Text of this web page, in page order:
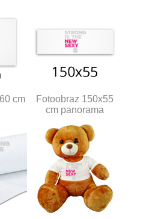
cm
Fotoobraz 150x55
cm panorama